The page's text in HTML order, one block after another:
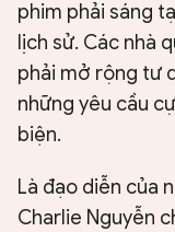
phim phải sáng
lịch sử. Các nhà
phải mở rộng tư
những yêu cầu
biện.
Là đạo diễn của
Charlie Nguyễn